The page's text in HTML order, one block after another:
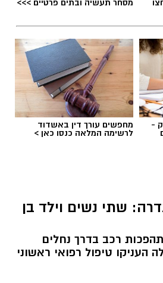
גדרה
מועצת גדרה, שנגדו
למשמעת בעקבות חשד
היום (חמישי), למרות שרוב
בהדחתו.
מסחר תעשיה ובתים פרטיים >>>
- מחפשים עורך דין באשדוד
לרשימה המלאה כנסו כאן >
שתי נשים וילד בן
רכב בדרך נחלים
העניקו טיפול רפואי ראשוני